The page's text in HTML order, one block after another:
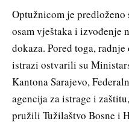
Optužnicom je predloženo
osam vještaka i izvođenje
dokaza. Pored toga,
istrazi ostvarili su
Kantona Sarajevo,
agencija za istrage i
pružili Tužilaštvo Bosne i